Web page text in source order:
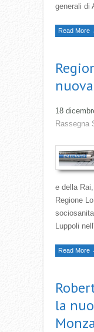
generali di
Read More
18
Rassegna
e della
Regione
Luppoli
Read More
la